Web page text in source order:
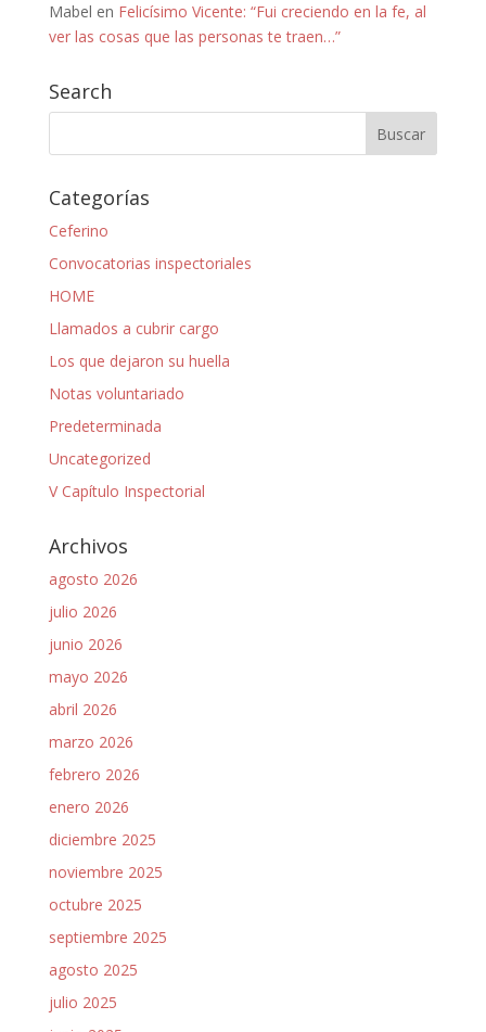
Mabel en Felicísimo Vicente: “Fui creciendo en la fe, al
ver las cosas que las personas te traen…”
Search
Categorías
Ceferino
Convocatorias inspectoriales
HOME
Llamados a cubrir cargo
Los que dejaron su huella
Notas voluntariado
Predeterminada
Uncategorized
V Capítulo Inspectorial
Archivos
agosto 2026
julio 2026
junio 2026
mayo 2026
abril 2026
marzo 2026
febrero 2026
enero 2026
diciembre 2025
noviembre 2025
octubre 2025
septiembre 2025
agosto 2025
julio 2025